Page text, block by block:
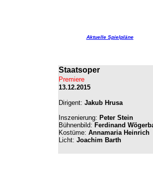
Aktuelle Spielpläne
Staatsoper
Premiere
13.12.2015
Dirigent: Jakub Hrusa
Inszenierung: Peter Stein
Bühnenbild: Ferdinand
Kostüme: Annamaria Heinrich
Licht: Joachim Barth